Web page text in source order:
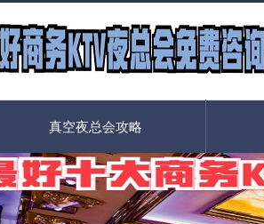
真空夜总会攻略